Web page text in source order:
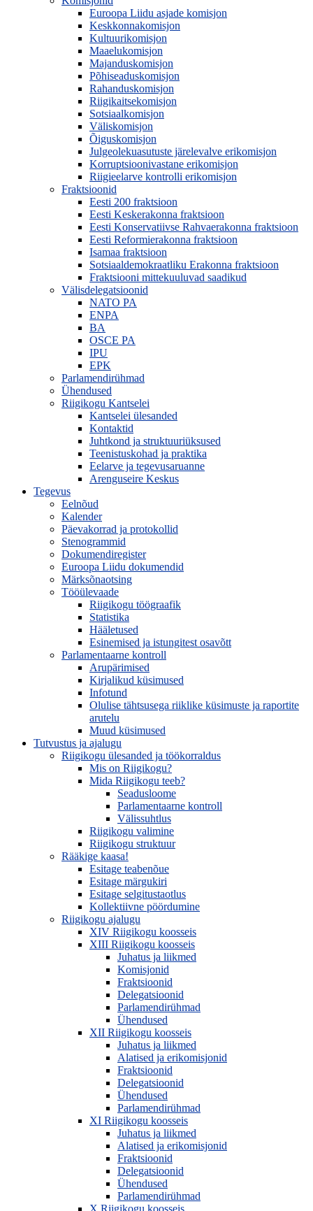
Euroopa Liidu asjade komisjon
Keskkonnakomisjon
Kultuurikomisjon
Maaelukomisjon
Majanduskomisjon
Põhiseaduskomisjon
Rahanduskomisjon
Riigikaitsekomisjon
Sotsiaalkomisjon
Väliskomisjon
Õiguskomisjon
Julgeolekuasutuste järelevalve erikomisjon
Korruptsioonivastane erikomisjon
Riigieelarve kontrolli erikomisjon
Fraktsioonid
Eesti 200 fraktsioon
Eesti Keskerakonna fraktsioon
Eesti Konservatiivse Rahvaerakonna fraktsioon
Eesti Reformierakonna fraktsioon
Isamaa fraktsioon
Sotsiaaldemokraatliku Erakonna fraktsioon
Fraktsiooni mittekuuluvad saadikud
Välisdelegatsioonid
NATO PA
ENPA
BA
OSCE PA
IPU
EPK
Parlamendirühmad
Ühendused
Riigikogu Kantselei
Kantselei ülesanded
Kontaktid
Juhtkond ja struktuuriüksused
Teenistuskohad ja praktika
Eelarve ja tegevusaruanne
Arenguseire Keskus
Tegevus
Eelnõud
Kalender
Päevakorrad ja protokollid
Stenogrammid
Dokumendiregister
Euroopa Liidu dokumendid
Märksõnaotsing
Tööülevaade
Riigikogu töögraafik
Statistika
Hääletused
Esinemised ja istungitest osavõtt
Parlamentaarne kontroll
Arupärimised
Kirjalikud küsimused
Infotund
Olulise tähtsusega riiklike küsimuste ja raportite
arutelu
Muud küsimused
Tutvustus ja ajalugu
Riigikogu ülesanded ja töökorraldus
Mis on Riigikogu?
Mida Riigikogu teeb?
Seadusloome
Parlamentaarne kontroll
Välissuhtlus
Riigikogu valimine
Riigikogu struktuur
Rääkige kaasa!
Esitage teabenõue
Esitage märgukiri
Esitage selgitustaotlus
Kollektiivne pöördumine
Riigikogu ajalugu
XIV Riigikogu koosseis
XIII Riigikogu koosseis
Juhatus ja liikmed
Komisjonid
Fraktsioonid
Delegatsioonid
Parlamendirühmad
Ühendused
XII Riigikogu koosseis
Juhatus ja liikmed
Alatised ja erikomisjonid
Fraktsioonid
Delegatsioonid
Ühendused
Parlamendirühmad
XI Riigikogu koosseis
Juhatus ja liikmed
Alatised ja erikomisjonid
Fraktsioonid
Delegatsioonid
Ühendused
Parlamendirühmad
X Riigikogu koosseis